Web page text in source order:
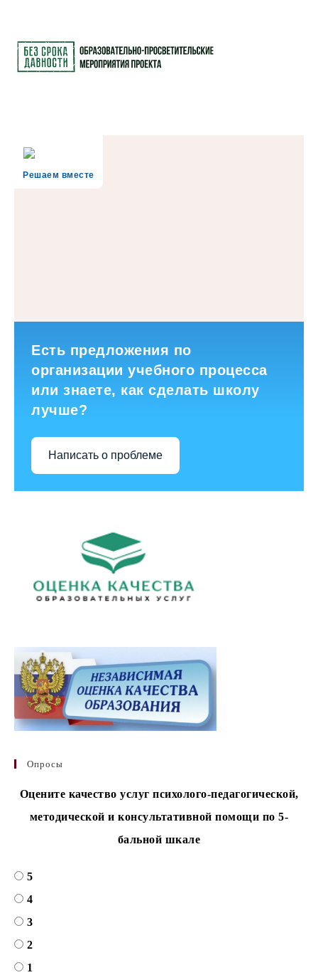
Решаем вместе
Есть предложения по
организации учебного процесса
или знаете, как сделать школу
лучше?
Написать о проблеме
Опросы
Оцените качество услуг психолого-педагогической,
методической и консультативной помощи по 5-
бальной шкале
5
4
3
2
1